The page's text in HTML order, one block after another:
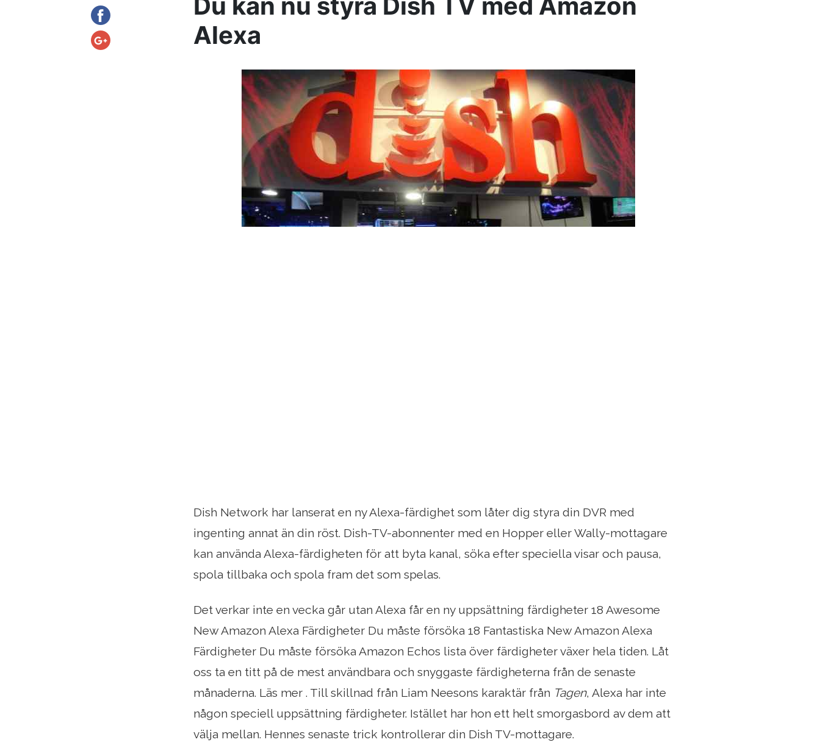
Alexa
Dish Network har lanserat en ny Alexa-färdighet som låter dig styra din DVR med
ingenting annat än din röst. Dish-TV-abonnenter med en Hopper eller Wally-mottagare
kan använda Alexa-färdigheten för att byta kanal, söka efter speciella visar och pausa,
spola tillbaka och spola fram det som spelas.
Det verkar inte en vecka går utan Alexa får en ny uppsättning färdigheter 18 Awesome
New Amazon Alexa Färdigheter Du måste försöka 18 Fantastiska New Amazon Alexa
Färdigheter Du måste försöka Amazon Echos lista över färdigheter växer hela tiden. Låt
oss ta en titt på de mest användbara och snyggaste färdigheterna från de senaste
månaderna. Läs mer . Till skillnad från Liam Neesons karaktär från Tagen, Alexa har inte
någon speciell uppsättning färdigheter. Istället har hon ett helt smorgasbord av dem att
välja mellan. Hennes senaste trick kontrollerar din Dish TV-mottagare.